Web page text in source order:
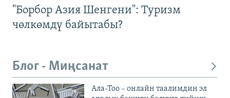
"Борбор Азия Шенгени": Туризм
чөлкөмдү байытабы?
Блог - Миңсанат
Ала-Тоо – онлайн таалимдин эл